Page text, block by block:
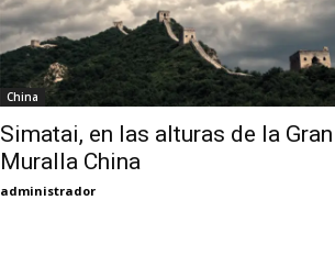
China
Simatai, en las alturas de la Gran
Muralla China
administrador